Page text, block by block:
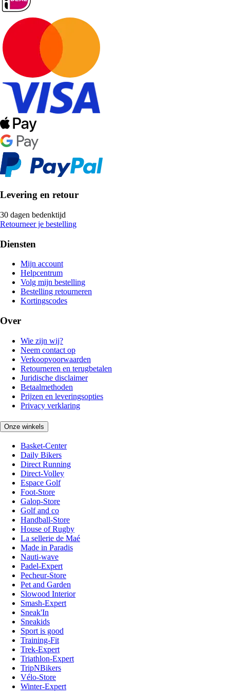
Levering en retour
30 dagen bedenktijd
Retourneer je bestelling
Diensten
Mijn account
Helpcentrum
Volg mijn bestelling
Bestelling retourneren
Kortingscodes
Over
Wie zijn wij?
Neem contact op
Verkoopvoorwaarden
Retourneren en terugbetalen
Juridische disclaimer
Betaalmethoden
Prijzen en leveringsopties
Privacy verklaring
Onze winkels
Basket-Center
Daily Bikers
Direct Running
Direct-Volley
Espace Golf
Foot-Store
Galop-Store
Golf and co
Handball-Store
House of Rugby
La sellerie de Maé
Made in Paradis
Nauti-wave
Padel-Expert
Pecheur-Store
Pet and Garden
Slowood Interior
Smash-Expert
Sneak'In
Sneakids
Sport is good
Training-Fit
Trek-Expert
Triathlon-Expert
TripNBikers
Vélo-Store
Winter-Expert